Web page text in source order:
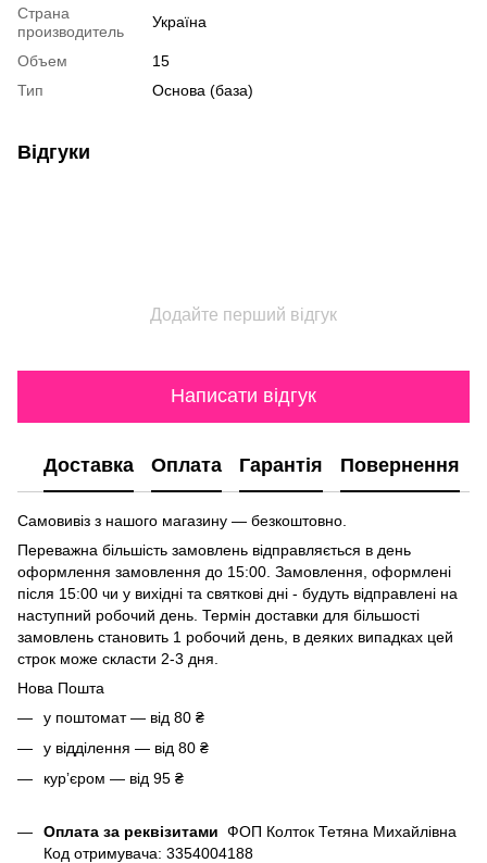
Страна
производитель
Україна
Объем
15
Тип
Основа (база)
Відгуки
Додайте перший відгук
Написати відгук
Доставка Оплата Гарантія Повернення
Самовивіз з нашого магазину — безкоштовно.
Переважна більшість замовлень відправляється в день
оформлення замовлення до 15:00. Замовлення, оформлені
після 15:00 чи у вихідні та святкові дні - будуть відправлені на
наступний робочий день. Термін доставки для більшості
замовлень становить 1 робочий день, в деяких випадках цей
строк може скласти 2-3 дня.
Нова Пошта
у поштомат — від 80 ₴
у відділення — від 80 ₴
курʼєром — від 95 ₴
Оплата за реквізитами ФОП Колток Тетяна Михайлівна
Код отримувача: 3354004188